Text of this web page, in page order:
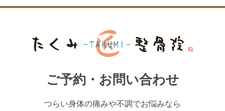
ご予約・お問い合わせ
つらい身体の痛みや不調でお悩みなら